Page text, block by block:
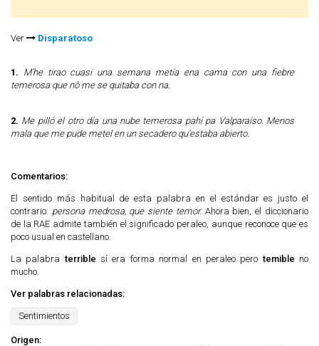
Ver Disparatoso
1. M'he tirao cuasi una semana metía ena cama con una fiebre
temerosa que nô me se quitaba con na.
2. Me pilló el otro día una nube temerosa pahí pa Valparaíso. Menos
mala que me pude metel en un secadero qu'estaba abierto.
Comentarios:
El sentido más habitual de esta palabra en el estándar es justo el
contrario: persona medrosa, que siente temor.Ahora bien, el diccionario
de la RAE admite también el significado peraleo, aunque reconoce que es
poco usual en castellano.
La palabraterrible sí era forma normal en peraleo perotemible no
mucho.
Ver palabras relacionadas:
Sentimientos
Origen: